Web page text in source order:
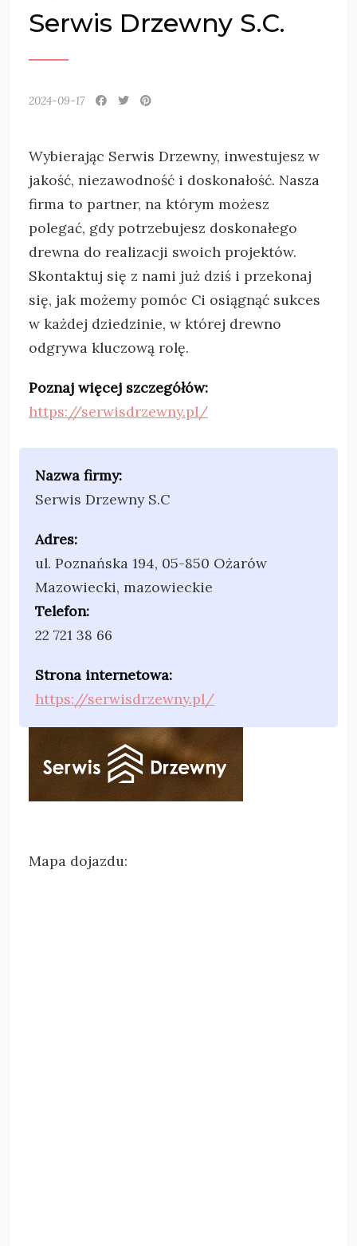
Serwis Drzewny S.C.
2024-09-17
Wybierając Serwis Drzewny, inwestujesz w
jakość, niezawodność i doskonałość. Nasza
firma to partner, na którym możesz
polegać, gdy potrzebujesz doskonałego
drewna do realizacji swoich projektów.
Skontaktuj się z nami już dziś i przekonaj
się, jak możemy pomóc Ci osiągnąć sukces
w każdej dziedzinie, w której drewno
odgrywa kluczową rolę.
Poznaj więcej szczegółów:
https://serwisdrzewny.pl/
Nazwa firmy:
Serwis Drzewny S.C
Adres:
ul. Poznańska 194, 05-850 Ożarów
Mazowiecki, mazowieckie
Telefon:
22 721 38 66
Strona internetowa:
https://serwisdrzewny.pl/
Mapa dojazdu: